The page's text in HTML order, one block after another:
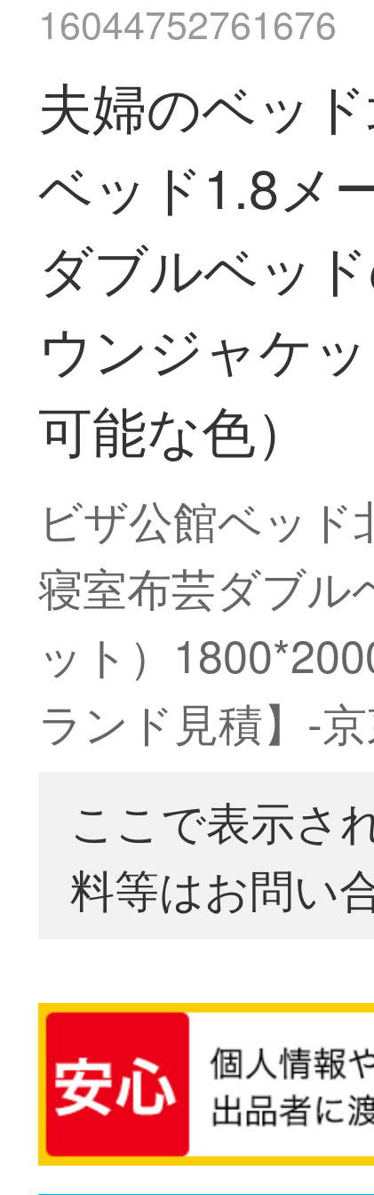
16044752761676
夫婦のベッ
ベッド1.8メ
ダブルベッ
ウンジャケ
可能な色）
ビザ公館ベッ
寝室布芸ダブル
ット）
ランド見積】-
ここで表示さ
料等はお問い